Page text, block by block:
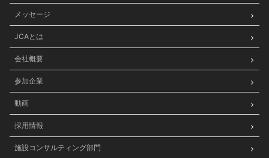
メッセージ
JCAとは
会社概要
参加企業
動画
採用情報
施設コンサルティング部門